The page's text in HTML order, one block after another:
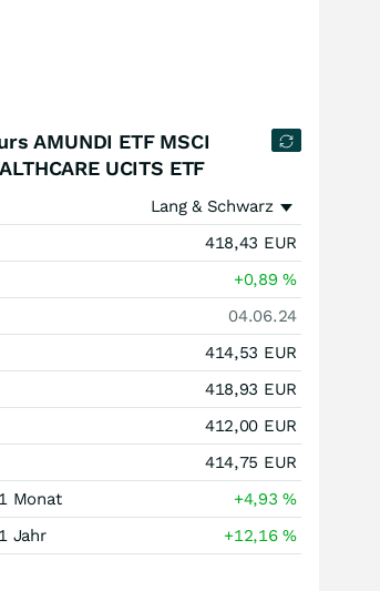
AMUNDI ETF MSCI
UCITS ETF
Lang & Schwarz
418,43 EUR
+0,89%
04.06.24
414,53 EUR
418,93 EUR
412,00 EUR
414,75 EUR
Monat
+4,93%
Jahr
+12,16%